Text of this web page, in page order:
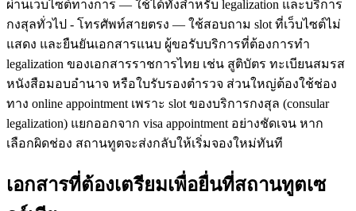
ผ่านเว็บไซต์ทางการ — ใช้ได้ทั้งสำหรับ legalization และบริการ
กงสุลทั่วไป - โทรศัพท์สายตรง — ใช้สอบถาม slot ที่เว็บไซต์ไม่
แสดง และยืนยันเอกสารแนบ ผู้ขอรับบริการที่ต้องการทำ
legalization ของเอกสารราชการไทย เช่น สูติบัตร ทะเบียนสมรส
หนังสือมอบอำนาจ หรือใบรับรองตำรวจ ส่วนใหญ่ต้องใช้ช่อง
ทาง online appointment เพราะ slot ของบริการกงสุล (consular
legalization) แยกออกจาก visa appointment อย่างชัดเจน หาก
เลือกผิดช่อง สถานทูตจะส่งกลับให้เริ่มจองใหม่ทันที
เอกสารที่ต้องเตรียมเพื่อยื่นที่สถานทูตเซ